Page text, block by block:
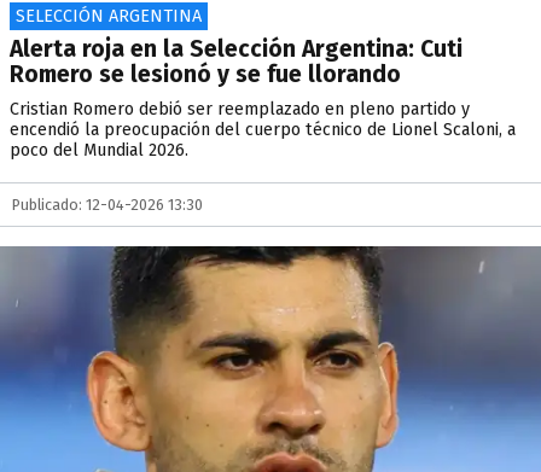
SELECCIÓN ARGENTINA
Alerta roja en la Selección Argentina: Cuti
Romero se lesionó y se fue llorando
Cristian Romero debió ser reemplazado en pleno partido y
encendió la preocupación del cuerpo técnico de Lionel Scaloni, a
poco del Mundial 2026.
Publicado: 12-04-2026 13:30